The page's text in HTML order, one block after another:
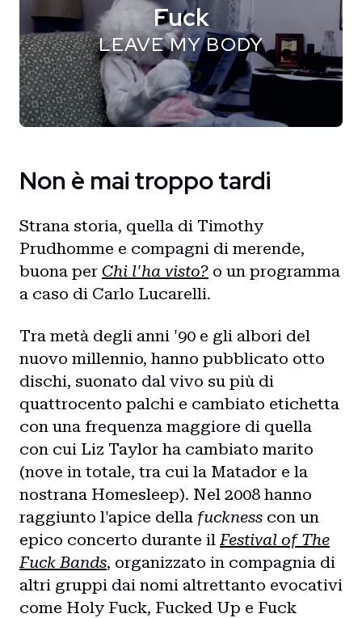
Fuck
LEAVE MY BODY
Non è mai troppo tardi
Strana storia, quella di Timothy
Prudhomme e compagni di merende,
buona per Chi l'ha visto? o un programma
a caso di Carlo Lucarelli.
Tra metà degli anni '90 e gli albori del
nuovo millennio, hanno pubblicato otto
dischi, suonato dal vivo su più di
quattrocento palchi e cambiato etichetta
con una frequenza maggiore di quella
con cui Liz Taylor ha cambiato marito
(nove in totale, tra cui la Matador e la
nostrana Homesleep). Nel 2008 hanno
raggiunto l'apice della fuckness con un
epico concerto durante ilFestival of The
Fuck Bands, organizzato in compagnia di
altri gruppi dai nomi altrettanto evocativi
come Holy Fuck, Fucked Up e Fuck